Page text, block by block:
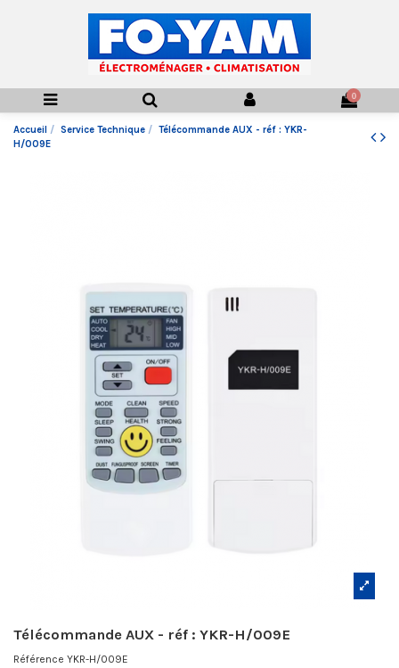
0
Accueil Service Technique
Télécommande AUX - réf : YKR-
H/009E
Télécommande AUX - réf : YKR-H/009E
Référence YKR-H/009E